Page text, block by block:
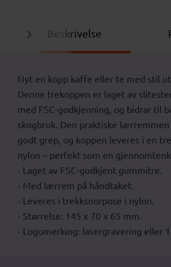
Beskrivelse
Nyt en kopp kaffe eller te med stil
Denne trekoppen er laget av
med FSC-godkjenning, og bidrar til
skogbruk. Den praktiske
godt grep, og koppen leveres i en
nylon – perfekt som en
- Laget av FSC-godkjent gummitre.
- Med lærrem på håndtaket.
- Leveres i trekksnorpose i nylon.
- Størrelse: 145 x 70 x 65 mm.
- Logomerking: lasergravering eller